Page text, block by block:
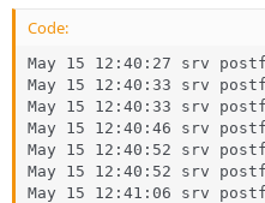
e
T
h
e
m
a
s
a
t
u
m
Code:
May 15 12:40:27 srv
May 15 12:40:33 srv
May 15 12:40:33 srv
May 15 12:40:46 srv
May 15 12:40:52 srv
May 15 12:40:52 srv
May 15 12:41:06 srv